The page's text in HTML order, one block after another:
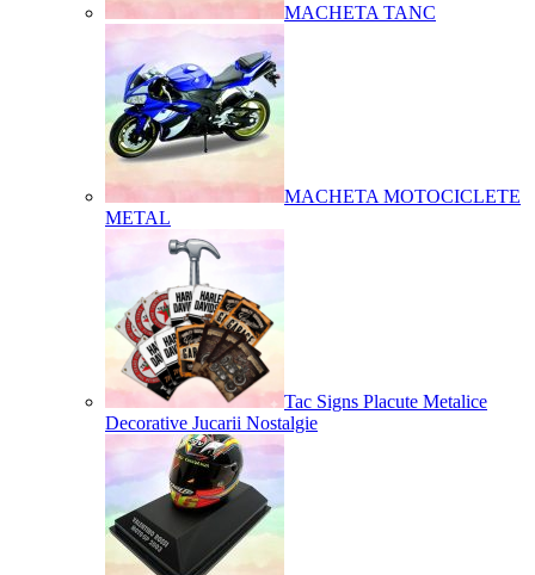
MACHETA TANC
MACHETA MOTOCICLETE
METAL
Tac Signs Placute Metalice
Decorative Jucarii Nostalgie